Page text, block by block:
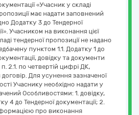
«Учасник у складі
має надати заповнений
Додатку 3 до Тендерної
Учасником на виконання цієї
тендерної пропозиції не надано
пунктом 1.1. Додатку 1 до
довідку та документи
п. 2.1. по четвертій цифрі ДК,
Для усунення зазначеної
Учаснику необхідно надати у
Особливостями: 1. довідку,
4 до Тендерної документації; 2.
про виконання